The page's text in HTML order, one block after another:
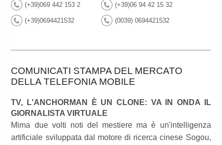
(+39)069 442 153 2 (+39)06 94 42 15 32
(+39)0694421532 (0039) 0694421532
COMUNICATI STAMPA DEL MERCATO
DELLA TELEFONIA MOBILE
TV, L'ANCHORMAN È UN CLONE: VA IN ONDA IL
GIORNALISTA VIRTUALE
Mima due volti noti del mestiere ma è un'intelligenza
artificiale sviluppata dal motore di ricerca cinese Sogou,